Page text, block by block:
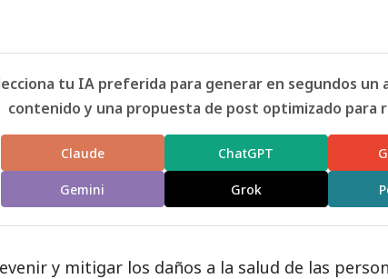
tu IA preferida para generar en segundos un
contenido y una propuesta de post optimizado para
Claude ChatGPT
Gemini Grok
y mitigar los daños a la salud de las